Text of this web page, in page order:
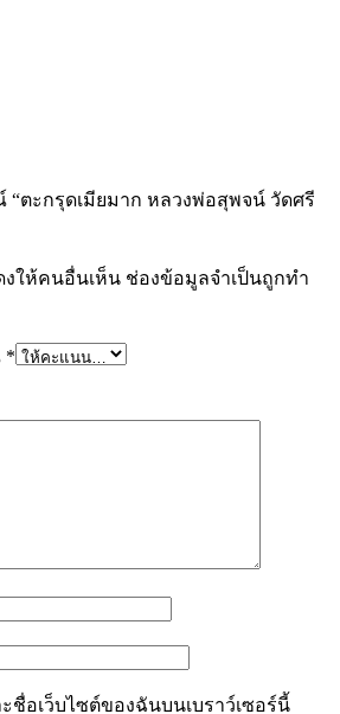
ตะกรุดเมียมาก หลวงพ่อสุพจน์ วัดศรี
ให้คนอื่นเห็น ช่องข้อมูลจำเป็นถูกทำ
*
ชื่อเว็บไซต์ของฉันบนเบราว์เซอร์นี้